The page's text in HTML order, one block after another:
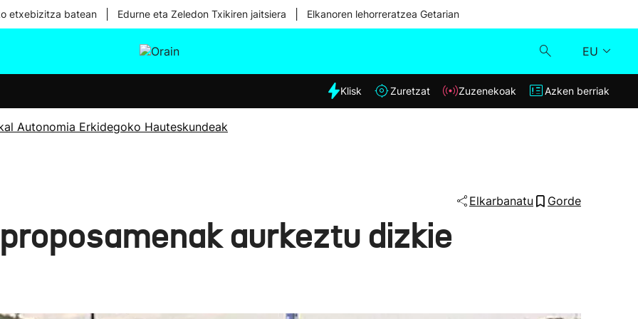
etxebizitza batean Edurne eta Zeledon Txikiren jaitsiera Elkanoren lehorreratzea Getarian
EU
Eguraldia
Klisk
Klisk Zuretzat Zuzenekoak Azken berriak
Autonomia Erkidegoko Hauteskundeak
Elkarbanatu Gorde
aurkeztu dizkie